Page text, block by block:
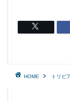
HOME トリビ